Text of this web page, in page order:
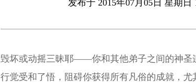
发布于 2015年07月05日 星期日
毁坏或动摇三昧耶——你和其他弟子之间的神圣
行觉受和了悟，阻碍你获得所有凡俗的成就，尤